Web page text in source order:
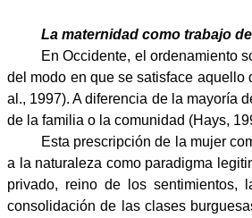
La maternidad como trabajo
En Occidente, el ordenamiento
del modo en que se satisface aquello
al., 1997). A diferencia de la mayoría
de la familia o la comunidad (Hays,
Esta prescripción de la mujer
a la naturaleza como paradigma
privado, reino de los sentimientos,
consolidación de las clases